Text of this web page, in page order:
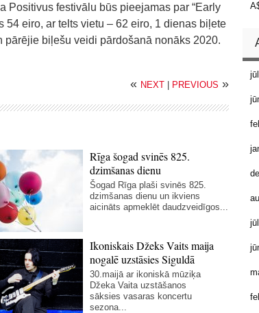
Positivus festivālu būs pieejamas par “Early
54 eiro, ar telts vietu – 62 eiro, 1 dienas biļete
biļešu veidi pārdošanā nonāks 2020.
« NEXT PREVIOUS »
Rīga šogad svinēs 825.
dzimšanas dienu
Šogad Rīga plaši svinēs 825.
dzimšanas dienu un ikviens
aicināts apmeklēt daudzveidīgos...
Ikoniskais Džeks Vaits maija
nogalē uzstāsies Siguldā
30.maijā ar ikoniskā mūziķa
Džeka Vaita uzstāšanos
sāksies vasaras koncertu
sezona...